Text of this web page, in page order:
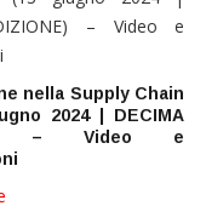
nella Supply Chain
2024 | DECIMA
– Video e